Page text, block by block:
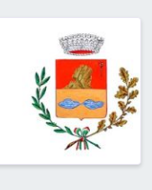
ELETTORALE}